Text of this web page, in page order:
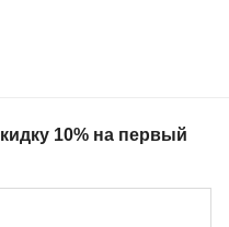
10% на первый